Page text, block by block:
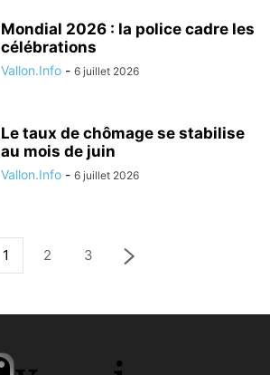
Mondial 2026 : la police cadre les
célébrations
Vallon.Info - 6 juillet 2026
Le taux de chômage se stabilise
au mois de juin
Vallon.Info - 6 juillet 2026
1 2 3